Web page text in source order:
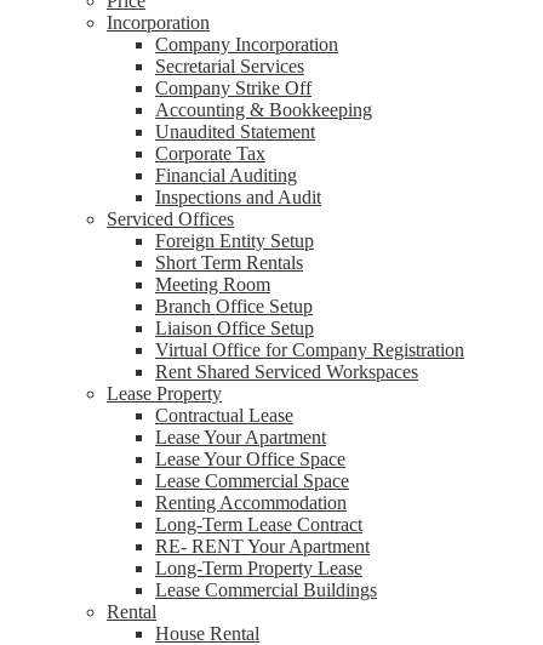
Incorporation
Company Incorporation
Secretarial Services
Company Strike Off
Accounting & Bookkeeping
Unaudited Statement
Corporate Tax
Financial Auditing
Inspections and Audit
Serviced Offices
Foreign Entity Setup
Short Term Rentals
Meeting Room
Branch Office Setup
Liaison Office Setup
Virtual Office for Company Registration
Rent Shared Serviced Workspaces
Lease Property
Contractual Lease
Lease Your Apartment
Lease Your Office Space
Lease Commercial Space
Renting Accommodation
Long-Term Lease Contract
RE- RENT Your Apartment
Long-Term Property Lease
Lease Commercial Buildings
Rental
House Rental